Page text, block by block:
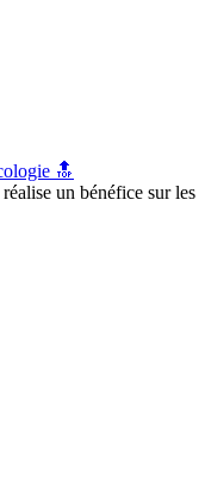
🔝
un bénéfice sur les